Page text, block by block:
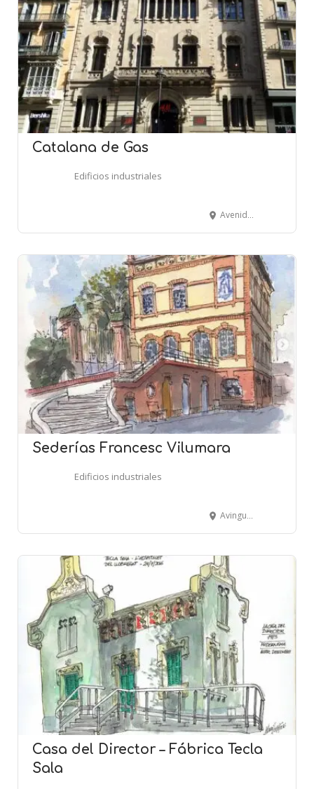
Catalana de Gas
Edificios industriales
Avenida Portal de l’Àngel, 22 - BARCELONA
Sederías Francesc Vilumara
Edificios industriales
Avinguda de Josep Tarradellas i Joan, 153 - L'HOSPITALET DE LLOBREGAT
Casa del Director – Fábrica Tecla
Sala